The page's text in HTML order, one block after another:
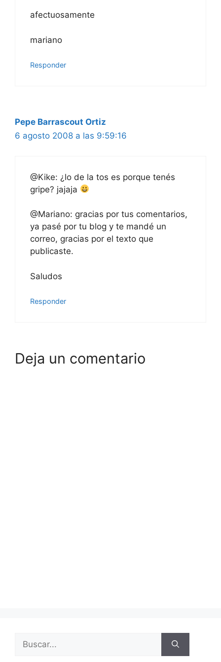
afectuosamente
mariano
Responder
Pepe Barrascout Ortiz
6 agosto 2008 a las 9:59:16
@Kike: ¿lo de la tos es porque tenés
gripe? jajaja
@Mariano: gracias por tus comentarios,
ya pasé por tu blog y te mandé un
correo, gracias por el texto que
publicaste.
Saludos
Responder
Deja un comentario